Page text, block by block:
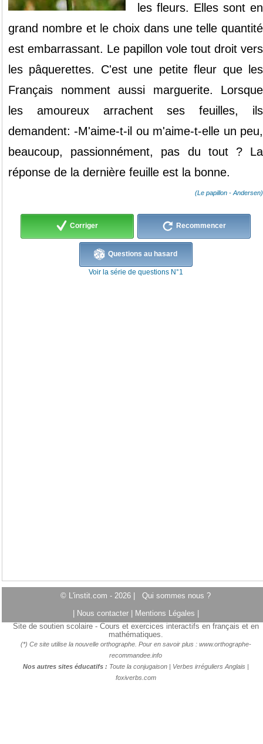
les fleurs. Elles sont en
grand nombre et le choix dans une telle quantité
est embarrassant. Le papillon vole tout droit vers
les pâquerettes. C'est une petite fleur que les
Français
nomment aussi marguerite.
Lorsque
les
amoureux arrachent ses feuilles,
ils
demandent: -M'aime-t-il ou m'aime-t-elle un peu,
beaucoup,
passionnément, pas du tout ?
La
réponse de la dernière feuille est la bonne.
(Le papillon - Andersen)
Corriger Recommencer
Questions au hasard
Voir la série de questions N°1
© L'instit.com - 2026 | Qui sommes nous ?
Nous contacter Mentions Légales
Site de soutien scolaire - Cours et exercices interactifs en français et en
mathématiques.
(*) Ce site utilise la nouvelle orthographe. Pour en savoir plus : www.orthographe-
recommandee.info
Nos autres sites éducatifs : Toute la conjugaison| Verbes irréguliers Anglais |
foxiverbs.com